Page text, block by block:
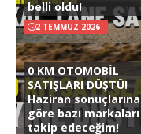
belli oldu!
2 TEMMUZ 2026
0 KM OTOMOBİL
SATIŞLARI DÜŞTÜ!
Haziran sonuçlarına
göre bazı markaları
takip edeceğim!